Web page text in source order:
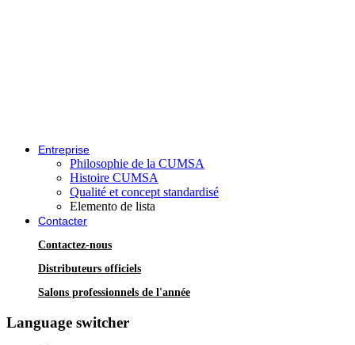
Entreprise
Philosophie de la CUMSA
Histoire CUMSA
Qualité et concept standardisé
Elemento de lista
Contacter
Contactez-nous
Distributeurs officiels
Salons professionnels de l'année
Language switcher